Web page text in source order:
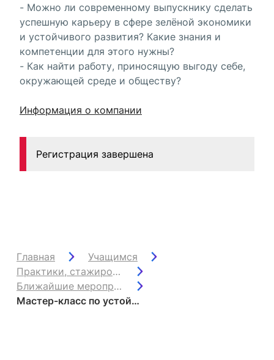
- Можно ли современному выпускнику сделать
успешную карьеру в сфере зелёной экономики
и устойчивого развития? Какие знания и
компетенции для этого нужны?
- Как найти работу, приносящую выгоду себе,
окружающей среде и обществу?
Информация о компании
Регистрация завершена
Главная
Учащимся
Практики, стажировки и трудоустройство
Ближайшие мероприятия
Мастер-класс по устойчивому развитию от AB InBev Efes